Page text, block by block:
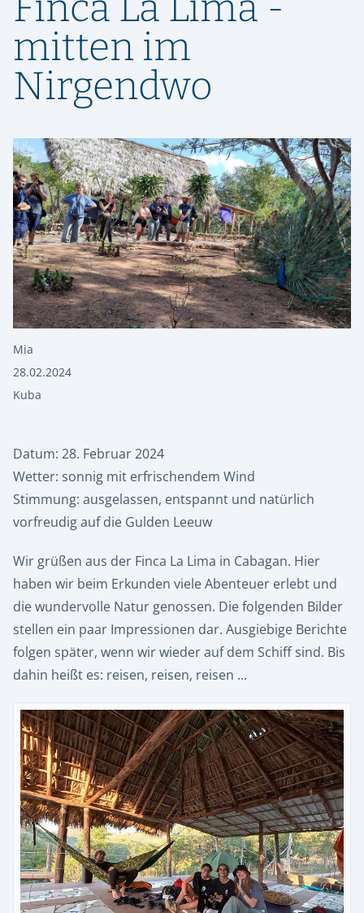
mitten im
Nirgendwo
Mia
28.02.2024
Kuba
Datum: 28. Februar 2024
Wetter: sonnig mit erfrischendem Wind
Stimmung: ausgelassen, entspannt und natürlich
vorfreudig auf die Gulden Leeuw
Wir grüßen aus der Finca La Lima in Cabagan. Hier
haben wir beim Erkunden viele Abenteuer erlebt und
die wundervolle Natur genossen. Die folgenden Bilder
stellen ein paar Impressionen dar. Ausgiebige Berichte
folgen später, wenn wir wieder auf dem Schiff sind. Bis
dahin heißt es: reisen, reisen, reisen ...